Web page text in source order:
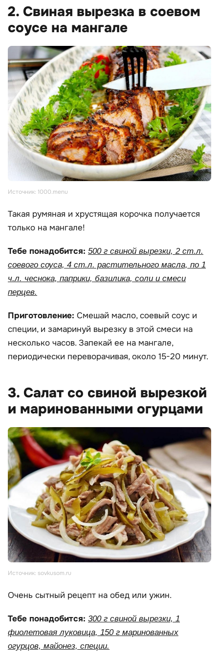
2. Свиная вырезка в соевом
соусе на мангале
Источник: 1000.menu
Такая румяная и хрустящая корочка получается
только на мангале!
Тебе понадобится: 500 г свиной вырезки, 2 ст.л.
соевого соуса, 4 ст.л. растительного масла, по 1
ч.л. чеснока, паприки, базилика, соли и смеси
перцев.
Приготовление: Смешай масло, соевый соус и
специи, и замаринуй вырезку в этой смеси на
несколько часов. Запекай ее на мангале,
периодически переворачивая, около 15-20 минут.
3. Салат со свиной вырезкой
и маринованными огурцами
Источник: sovkusom.ru
Очень сытный рецепт на обед или ужин.
Тебе понадобится: 300 г свиной вырезки, 1
фиолетовая луковица, 150 г маринованных
огурцов, майонез, специи.